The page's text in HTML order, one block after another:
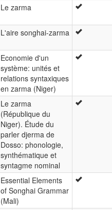
Le zarma
L'aire songhai-zarma
Economie d'un
système: unités et
relations syntaxiques
en zarma (Niger)
Le zarma
(République du
Niger). Étude du
parler djerma de
Dosso: phonologie,
synthématique et
syntagme nominal
Essential Elements
of Songhai Grammar
(Mali)